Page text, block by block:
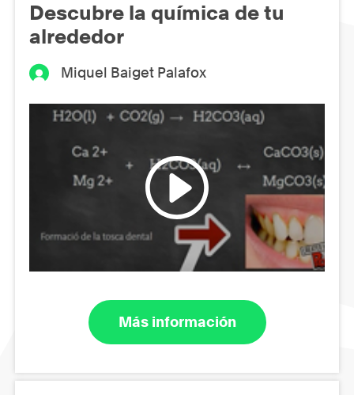
Descubre la química de tu
alrededor
Miquel Baiget Palafox
Más información